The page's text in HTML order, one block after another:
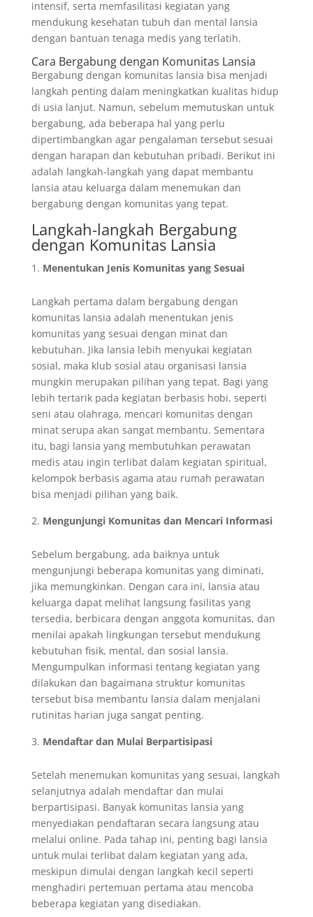
intensif, serta memfasilitasi kegiatan yang
mendukung kesehatan tubuh dan mental lansia
dengan bantuan tenaga medis yang terlatih.
Cara Bergabung dengan Komunitas Lansia
Bergabung dengan komunitas lansia bisa menjadi
langkah penting dalam meningkatkan kualitas hidup
di usia lanjut. Namun, sebelum memutuskan untuk
bergabung, ada beberapa hal yang perlu
dipertimbangkan agar pengalaman tersebut sesuai
dengan harapan dan kebutuhan pribadi. Berikut ini
adalah langkah-langkah yang dapat membantu
lansia atau keluarga dalam menemukan dan
bergabung dengan komunitas yang tepat.
Langkah-langkah Bergabung
dengan Komunitas Lansia
Menentukan Jenis Komunitas yang Sesuai
Langkah pertama dalam bergabung dengan
komunitas lansia adalah menentukan jenis
komunitas yang sesuai dengan minat dan
kebutuhan. Jika lansia lebih menyukai kegiatan
sosial, maka klub sosial atau organisasi lansia
mungkin merupakan pilihan yang tepat. Bagi yang
lebih tertarik pada kegiatan berbasis hobi, seperti
seni atau olahraga, mencari komunitas dengan
minat serupa akan sangat membantu. Sementara
itu, bagi lansia yang membutuhkan perawatan
medis atau ingin terlibat dalam kegiatan spiritual,
kelompok berbasis agama atau rumah perawatan
bisa menjadi pilihan yang baik.
Mengunjungi Komunitas dan Mencari Informasi
Sebelum bergabung, ada baiknya untuk
mengunjungi beberapa komunitas yang diminati,
jika memungkinkan. Dengan cara ini, lansia atau
keluarga dapat melihat langsung fasilitas yang
tersedia, berbicara dengan anggota komunitas, dan
menilai apakah lingkungan tersebut mendukung
kebutuhan fisik, mental, dan sosial lansia.
Mengumpulkan informasi tentang kegiatan yang
dilakukan dan bagaimana struktur komunitas
tersebut bisa membantu lansia dalam menjalani
rutinitas harian juga sangat penting.
Mendaftar dan Mulai Berpartisipasi
Setelah menemukan komunitas yang sesuai, langkah
selanjutnya adalah mendaftar dan mulai
berpartisipasi. Banyak komunitas lansia yang
menyediakan pendaftaran secara langsung atau
melalui online. Pada tahap ini, penting bagi lansia
untuk mulai terlibat dalam kegiatan yang ada,
meskipun dimulai dengan langkah kecil seperti
menghadiri pertemuan pertama atau mencoba
beberapa kegiatan yang disediakan.